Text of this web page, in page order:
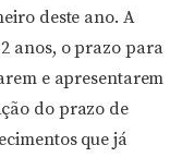
deste ano. A
anos, o prazo para
e apresentarem
do prazo de
que já